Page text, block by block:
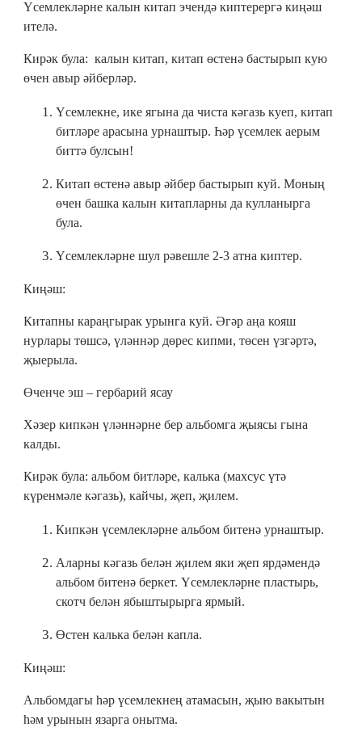
Үсемлекләрне калын китап эчендә киптерергә киңәш
ителә.
Кирәк була: калын китап, китап өстенә бастырып кую
өчен авыр әйберләр.
Үсемлекне, ике ягына да чиста кәгазь куеп, китап
битләре арасына урнаштыр. Һәр үсемлек аерым
биттә булсын!
Китап өстенә авыр әйбер бастырып куй. Моның
өчен башка калын китапларны да кулланырга
була.
Үсемлекләрне шул рәвешле 2-3 атна киптер.
Киңәш:
Китапны караңгырак урынга куй. Әгәр аңа кояш
нурлары төшсә, үләннәр дөрес кипми, төсен үзгәртә,
җыерыла.
Өченче эш – гербарий ясау
Хәзер кипкән үләннәрне бер альбомга җыясы гына
калды.
Кирәк була: альбом битләре, калька (махсус үтә
күренмәле кәгазь), кайчы, җеп, җилем.
Кипкән үсемлекләрне альбом битенә урнаштыр.
Аларны кәгазь белән җилем яки җеп ярдәмендә
альбом битенә беркет. Үсемлекләрне пластырь,
скотч белән ябыштырырга ярмый.
Өстен калька белән капла.
Киңәш:
Альбомдагы һәр үсемлекнең атамасын, җыю вакытын
һәм урынын язарга онытма.